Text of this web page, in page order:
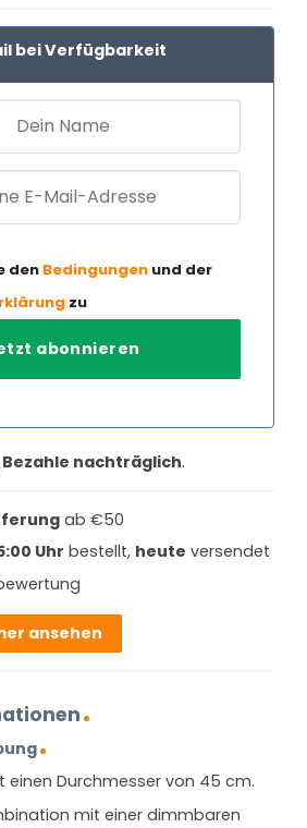
bei Verfügbarkeit
den Bedingungen und der
zu
Bezahle nachträglich.
ab €50
Uhr bestellt, heute versendet
ansehen
einen Durchmesser von 45 cm.
mit einer dimmbaren